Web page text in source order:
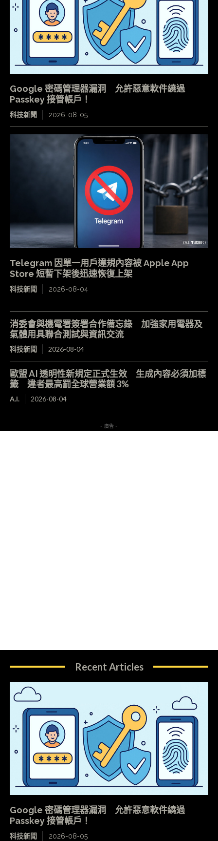
Google 密碼管理器漏洞 允許惡意軟件繞過
Passkey 接管帳戶！
科技新聞 2026-08-05
Telegram 因單一用戶違規內容被 Apple App
Store 短暫下架後迅速恢復上架
科技新聞 2026-08-04
消委會與機電署簽署合作備忘錄 加強家用電器及
氣體用具聯合測試與資訊交流
科技新聞 2026-08-04
歐盟 AI 透明性新規定正式生效 生成內容必須加標
籤 違者最高罰全球營業額 3%
A.I. 2026-08-04
- 廣告 -
Recent Articles
Google 密碼管理器漏洞 允許惡意軟件繞過
Passkey 接管帳戶！
科技新聞 2026-08-05